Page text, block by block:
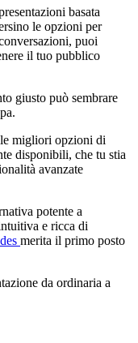
basata
le opzioni per
puoi
il tuo pubblico
giusto può sembrare
migliori opzioni di
disponibili, che tu stia
avanzate
potente a
e ricca di
merita il primo posto
da ordinaria a